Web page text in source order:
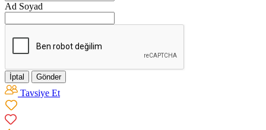
Ad Soyad
İptal Gönder
Tavsiye Et